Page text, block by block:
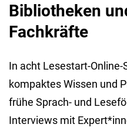
Bibliotheken
Fachkräfte
In acht Lesestart-
kompaktes Wissen und
frühe Sprach- und
Interviews mit